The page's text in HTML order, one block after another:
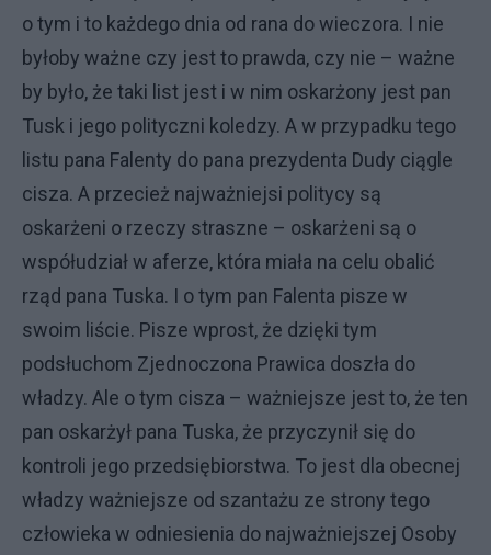
o tym i to każdego dnia od rana do wieczora. I nie
byłoby ważne czy jest to prawda, czy nie – ważne
by było, że taki list jest i w nim oskarżony jest pan
Tusk i jego polityczni koledzy. A w przypadku tego
listu pana Falenty do pana prezydenta Dudy ciągle
cisza. A przecież najważniejsi politycy są
oskarżeni o rzeczy straszne – oskarżeni są o
współudział w aferze, która miała na celu obalić
rząd pana Tuska. I o tym pan Falenta pisze w
swoim liście. Pisze wprost, że dzięki tym
podsłuchom Zjednoczona Prawica doszła do
władzy. Ale o tym cisza – ważniejsze jest to, że ten
pan oskarżył pana Tuska, że przyczynił się do
kontroli jego przedsiębiorstwa. To jest dla obecnej
władzy ważniejsze od szantażu ze strony tego
człowieka w odniesienia do najważniejszej Osoby